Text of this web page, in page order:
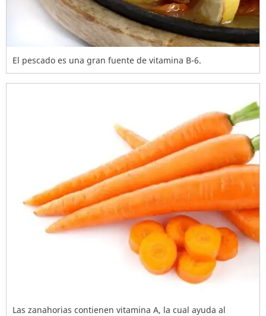
El pescado es una gran fuente de vitamina B-6.
Las zanahorias contienen vitamina A, la cual ayuda al